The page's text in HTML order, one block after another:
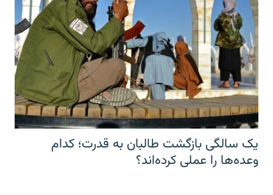
یک سالگی بازگشت طالبان به قدرت؛ کدام
وعده‌ها را عملی کرده‌اند؟